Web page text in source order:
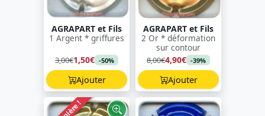
AGRAPART et Fils
1 Argent * griffures
3,00€1,50€ -50%
Ajouter
AGRAPART et Fils
2 Or * déformation
sur contour
8,00€4,90€ -39%
Ajouter